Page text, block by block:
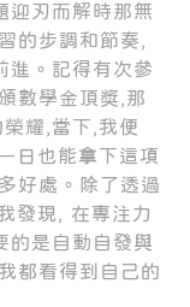
迎刃而解時那無
的步調和節奏,
進。記得有次參
數學金頂獎,那
耀,當下,我便
日也能拿下這項
好處。除了透過
發現, 在專注力
的是自動自發與
都看得到自己的